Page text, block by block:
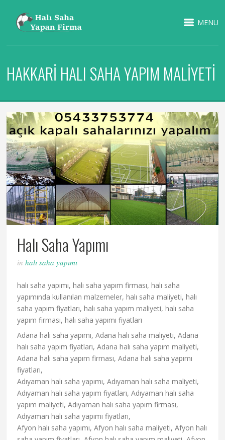
MENU
HAKKARİ HALI SAHA YAPIM MALIYETI
Halı Saha Yapımı
inhalı saha yapımı
halı saha yapımı, halı saha yapım firması, halı saha
yapımında kullanılan malzemeler, halı saha maliyeti, halı
saha yapım fiyatları, halı saha yapım maliyeti, halı saha
yapım firması, halı saha yapımı fiyatları
Adana halı saha yapımı, Adana halı saha maliyeti, Adana
halı saha yapım fiyatları, Adana halı saha yapım maliyeti,
Adana halı saha yapım firması, Adana halı saha yapımı
fiyatları,
Adıyaman halı saha yapımı, Adıyaman halı saha maliyeti,
Adıyaman halı saha yapım fiyatları, Adıyaman halı saha
yapım maliyeti, Adıyaman halı saha yapım firması,
Adıyaman halı saha yapımı fiyatları,
Afyon halı saha yapımı, Afyon halı saha maliyeti, Afyon halı